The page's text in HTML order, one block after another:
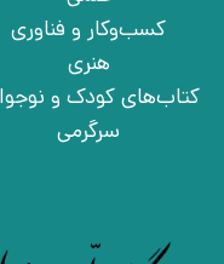
کسب‌وکار و فناوری
هنری
کتاب‌های کودک و
سرگرمی